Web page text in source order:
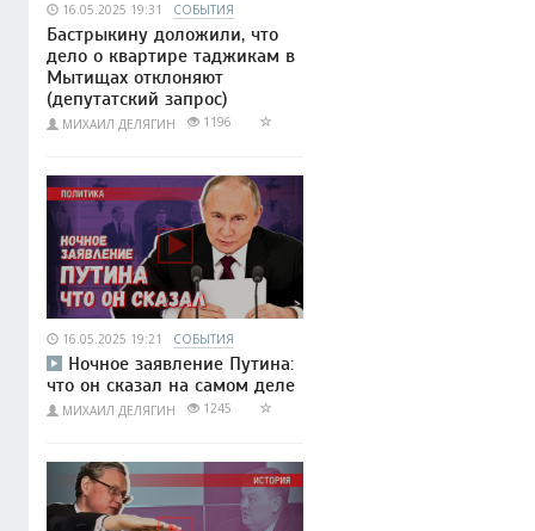
16.05.2025 19:31 СОБЫТИЯ
Бастрыкину доложили, что
дело о квартире таджикам в
Мытищах отклоняют
(депутатский запрос)
МИХАИЛ ДЕЛЯГИН 1196
16.05.2025 19:21 СОБЫТИЯ
Ночное заявление Путина:
что он сказал на самом деле
МИХАИЛ ДЕЛЯГИН 1245